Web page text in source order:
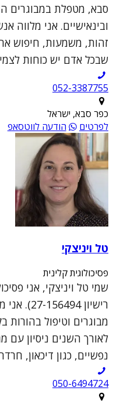
סבא, מטפלת במבוגרים
ובינאישיים. אני
זהות, משמעות, חיפוש
שבכל אדם יש כוחות
052-3387755
כפר סבא, ישראל
לפרטים
הודעה לווטסאפ
טל ויניצקי
פסיכולוגית קלינית
שמי טל ויניצקי, אני
רישיון
מבוגרים וטיפול בהורות
לאורך השנים ניסיון עם
נפשיים, כגון דיכאון,
050-6494724